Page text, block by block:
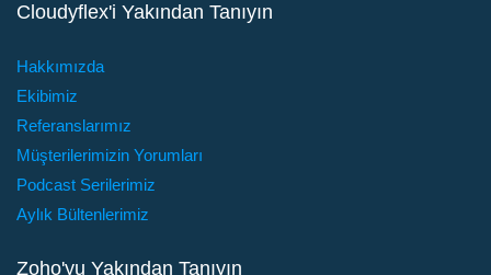
Cloudyflex'i Yakından Tanıyın
Hakkımızda
Ekibimiz
Referanslarımız
Müşterilerimizin Yorumları
Podcast Serilerimiz
Aylık Bültenlerimiz
Zoho'yu Yakından Tanıyın